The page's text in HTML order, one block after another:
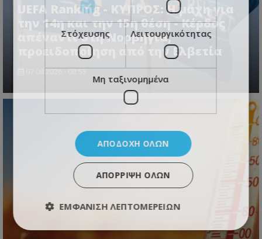
UEFA Ranking - ΚΥΠΡΟΣ: Η μάχη για
την 14η και την 15η θέση - Κέρδος
απέναντι στη Νορβηγία,
προειδοποίηση από την Ελβετία
Στόχευσης Λειτουργικότητας
Μη ταξινομημένα
ΑΠΟΔΟΧΉ ΌΛΩΝ
ΑΠΌΡΡΙΨΗ ΌΛΩΝ
ΕΜΦΆΝΙΣΗ ΛΕΠΤΟΜΕΡΕΙΏΝ